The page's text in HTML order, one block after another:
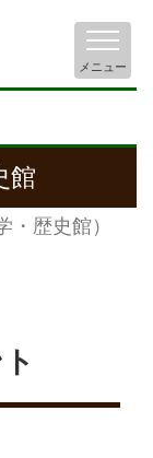
館
メニュー
・歴史館）